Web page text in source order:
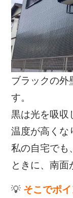
ブラックの外
す。
黒は光を吸収
温度が高くな
私の自宅でも
ときに、南面
💡 そこでポ